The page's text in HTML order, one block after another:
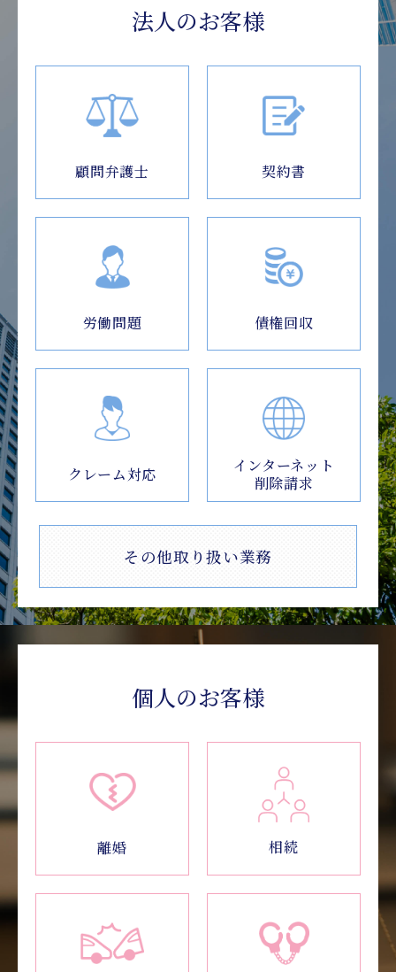
法人のお客様
顧問弁護士 契約書
労働問題 債権回収
クレーム対応
インターネット
削除請求
その他取り扱い業務
個人のお客様
離婚 相続